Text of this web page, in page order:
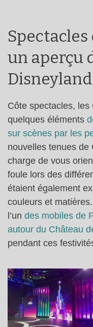
Spectacles
un aperçu
Côte spectacles,
quelques éléments
sur scènes par les
nouvelles tenues de
charge de vous
foule lors des
étaient également
couleurs et
l’un des mobiles de
autour du Château
pendant ces